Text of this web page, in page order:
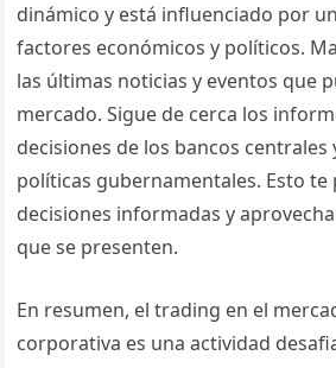
dinámico y está influenciado por
factores económicos y políticos.
las últimas noticias y eventos que
mercado. Sigue de cerca los
decisiones de los bancos centrales
políticas gubernamentales. Esto
decisiones informadas y
que se presenten.
En resumen, el trading en el
corporativa es una actividad